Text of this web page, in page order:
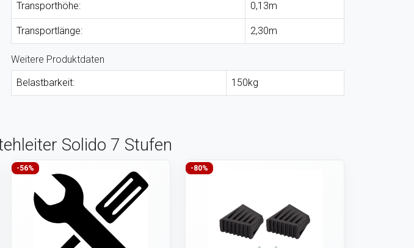
Transporthöhe: 0,13m
Transportlänge: 2,30m
Weitere Produktdaten
Belastbarkeit:
150kg
Solido 7 Stufen
-56% -80%